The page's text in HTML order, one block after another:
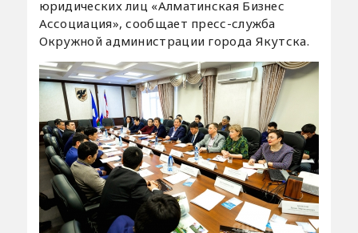
юридических лиц «Алматинская Бизнес
Ассоциация», сообщает пресс-служба
Окружной администрации города Якутска.